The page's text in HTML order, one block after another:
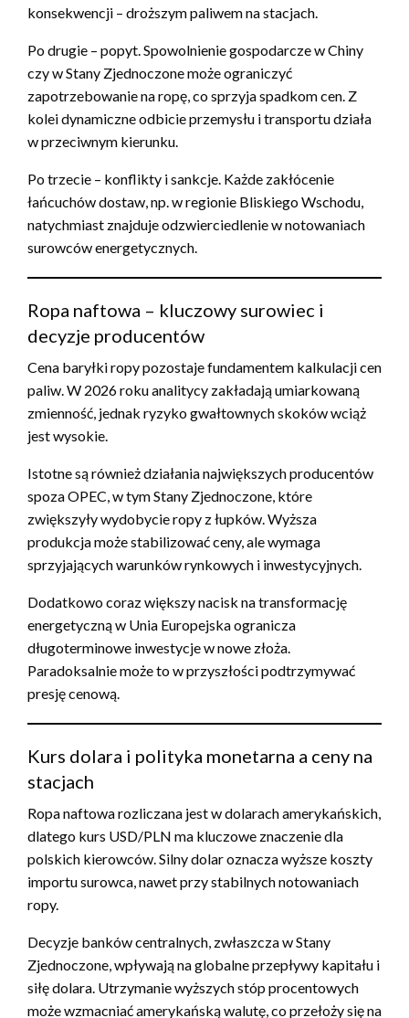
konsekwencji – droższym paliwem na stacjach.
Po drugie – popyt. Spowolnienie gospodarcze w Chiny
czy w Stany Zjednoczone może ograniczyć
zapotrzebowanie na ropę, co sprzyja spadkom cen. Z
kolei dynamiczne odbicie przemysłu i transportu działa
w przeciwnym kierunku.
Po trzecie – konflikty i sankcje. Każde zakłócenie
łańcuchów dostaw, np. w regionie Bliskiego Wschodu,
natychmiast znajduje odzwierciedlenie w notowaniach
surowców energetycznych.
Ropa naftowa – kluczowy surowiec i
decyzje producentów
Cena baryłki ropy pozostaje fundamentem kalkulacji cen
paliw. W 2026 roku analitycy zakładają umiarkowaną
zmienność, jednak ryzyko gwałtownych skoków wciąż
jest wysokie.
Istotne są również działania największych producentów
spoza OPEC, w tym Stany Zjednoczone, które
zwiększyły wydobycie ropy z łupków. Wyższa
produkcja może stabilizować ceny, ale wymaga
sprzyjających warunków rynkowych i inwestycyjnych.
Dodatkowo coraz większy nacisk na transformację
energetyczną w Unia Europejska ogranicza
długoterminowe inwestycje w nowe złoża.
Paradoksalnie może to w przyszłości podtrzymywać
presję cenową.
Kurs dolara i polityka monetarna a ceny na
stacjach
Ropa naftowa rozliczana jest w dolarach amerykańskich,
dlatego kurs USD/PLN ma kluczowe znaczenie dla
polskich kierowców. Silny dolar oznacza wyższe koszty
importu surowca, nawet przy stabilnych notowaniach
ropy.
Decyzje banków centralnych, zwłaszcza w Stany
Zjednoczone, wpływają na globalne przepływy kapitału i
siłę dolara. Utrzymanie wyższych stóp procentowych
może wzmacniać amerykańską walutę, co przełoży się na